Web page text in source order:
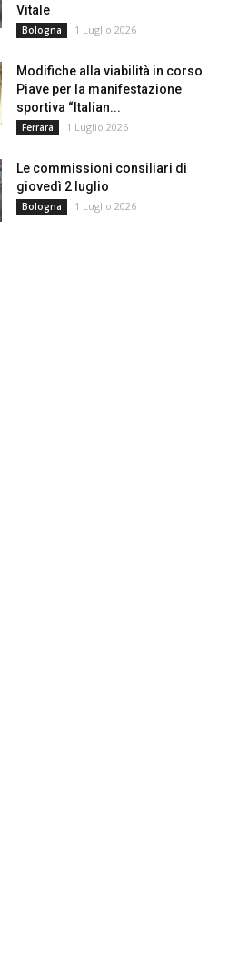
Vitale
Bologna 1 Luglio 2026
Modifiche alla viabilità in corso
Piave per la manifestazione
sportiva “Italian...
Ferrara 1 Luglio 2026
Le commissioni consiliari di
giovedì 2 luglio
Bologna 1 Luglio 2026